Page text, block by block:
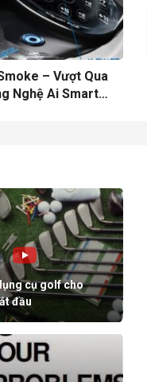
– Vượt Qua
Nghệ Ai Smart
cụ golf cho
đầu